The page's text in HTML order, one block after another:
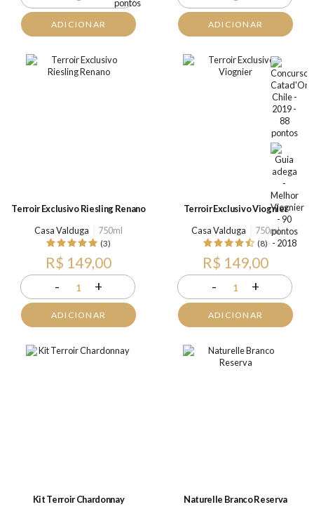
ADICIONAR ADICIONAR
Terroir Exclusivo Riesling Renano
Casa Valduga
750ml
(3)
R$ 149,00
- 1 +
ADICIONAR
Terroir Exclusivo Viognier
Casa Valduga
750ml
(8)
R$ 149,00
- 1 +
ADICIONAR
Kit Terroir Chardonnay
Naturelle Branco Reserva